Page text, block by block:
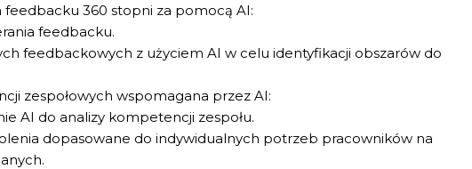
feedbacku 360 stopni za pomocą AI:
feedbacku.
feedbackowych z użyciem AI w celu identyfikacji obszarów do
zespołowych wspomagana przez AI:
AI do analizy kompetencji zespołu.
dopasowane do indywidualnych potrzeb pracowników na